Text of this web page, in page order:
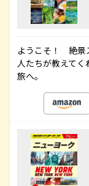
ようこそ！ 絶景
人たちが教えて
旅へ。